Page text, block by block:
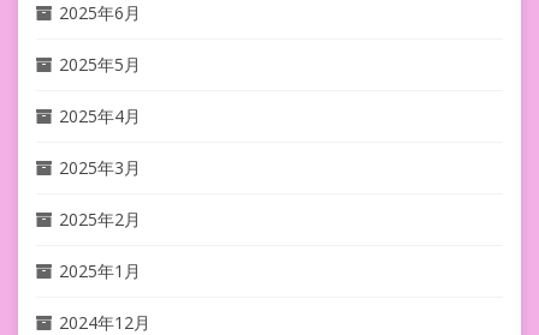
2025年6月
2025年5月
2025年4月
2025年3月
2025年2月
2025年1月
2024年12月